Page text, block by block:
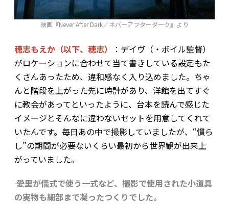
映画『Never After Dark／ネバーアフターダーク』より
穂志もえか（以下、穂志）
：デイヴ（・ボイル監督）
がロケーションに合わせて当て書きしている設定もた
くさんあったため、違和感なく入り込めました。ちゃ
んと階段を上がった先に時計があり、洋館を出てすぐ
に教会があって――といったように、台本を読んで感じた
イメージとそんなに違わないセットを用意してくれて
いたんです。毎日あの中で撮影していましたが、“慣ら
し”の期間が必要ないくらい最初から世界観が出来上
がっていました。
―― 愛里が儀式で使う一式など、撮影で使用された小道具
の実物も細部まで凝ったつくりでした。